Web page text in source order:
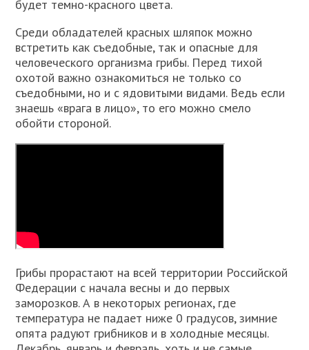
будет темно-красного цвета.
Среди обладателей красных шляпок можно
встретить как съедобные, так и опасные для
человеческого организма грибы. Перед тихой
охотой важно ознакомиться не только со
съедобными, но и с ядовитыми видами. Ведь если
знаешь «врага в лицо», то его можно смело
обойти стороной.
Грибы прорастают на всей территории Российской
Федерации с начала весны и до первых
заморозков. А в некоторых регионах, где
температура не падает ниже 0 градусов, зимние
опята радуют грибников и в холодные месяцы.